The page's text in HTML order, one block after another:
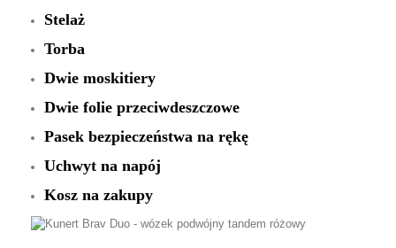
Stelaż
Torba
Dwie moskitiery
Dwie folie przeciwdeszczowe
Pasek bezpieczeństwa na rękę
Uchwyt na napój
Kosz na zakupy